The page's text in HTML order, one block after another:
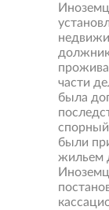
части
была
были
жильем